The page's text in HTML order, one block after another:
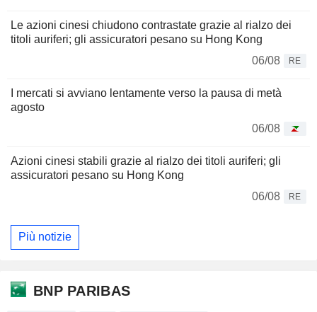
Le azioni cinesi chiudono contrastate grazie al rialzo dei
titoli auriferi; gli assicuratori pesano su Hong Kong
06/08
RE
I mercati si avviano lentamente verso la pausa di metà
agosto
06/08
Azioni cinesi stabili grazie al rialzo dei titoli auriferi; gli
assicuratori pesano su Hong Kong
06/08
RE
Più notizie
BNP PARIBAS